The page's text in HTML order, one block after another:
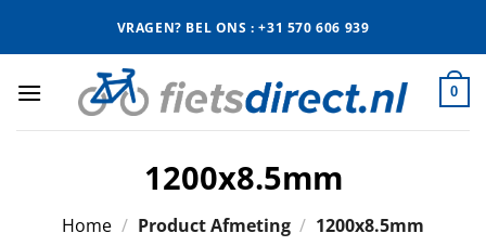
VRAGEN? BEL ONS : +31 570 606 939
0
1200x8.5mm
Home / Product Afmeting / 1200x8.5mm